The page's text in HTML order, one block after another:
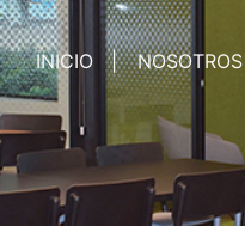
INICIO NOSOTROS